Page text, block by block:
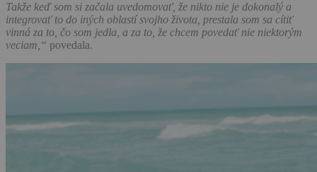
Takže keď som si začala uvedomovať, že nikto nie je dokonalý a
integrovať to do iných oblastí svojho života, prestala som sa cítiť
vinná za to, čo som jedla, a za to, že chcem povedať nie niektorým
veciam,“ povedala.